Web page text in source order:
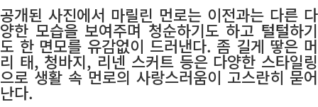
공개된 사진에서 마릴린 먼로는 이전과는 다른 다
양한 모습을 보여주며 청순하기도 하고 털털하기
도 한 면모를 유감없이 드러낸다. 좀 길게 땋은 머
리 태, 청바지, 리넨 스커트 등은 다양한 스타일링
으로 생활 속 먼로의 사랑스러움이 고스란히 묻어
난다.